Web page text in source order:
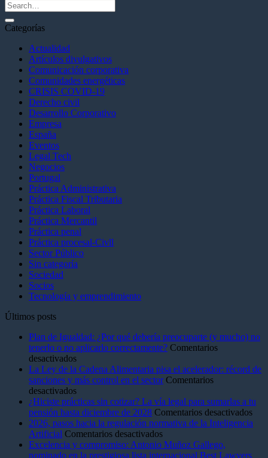
Categorías
Actualidad
Artículos divulgativos
Comunicación corporativa
Comunidades energéticas
CRISIS COVID-19
Derecho civil
Desarrollo Corporativo
Empresa
España
Eventos
Legal Tech
Negocios
Portugal
Práctica Administrativa
Práctica Fiscal Tributaria
Práctica Laboral
Práctica Mercantil
Práctica penal
Práctica procesal-Civll
Sector Público
Sin categoría
Sociedad
Socios
Tecnología y emprendimiento
Últimos posts
Plan de Igualdad: ¿Por qué debería preocuparte (y mucho) no
tenerlo o no aplicarlo correctamente? Comentarios
desactivadosen
Plan
de
Igualdad:
¿Por
qué
debería
preocuparte
(y
mucho)
La Ley de la Cadena Alimentaria pisa el acelerador: récord de
sanciones y más control en el sector Comentarios
desactivadosen
La
Ley
de
la
Cadena
Alimentaria
¿Hiciste prácticas sin cotizar? La vía legal para sumarlas a tu
pensión hasta diciembre de 2028 Comentarios desactivadosen
2026, pasos hacia la regulación normativa de la Inteligencia
Artificial Comentarios desactivadosen
2026,
pasos
Excelencia y compromiso: Antonio Muñoz Gallego,
nominado en la prestigiosa lista internacional Best Lawyers